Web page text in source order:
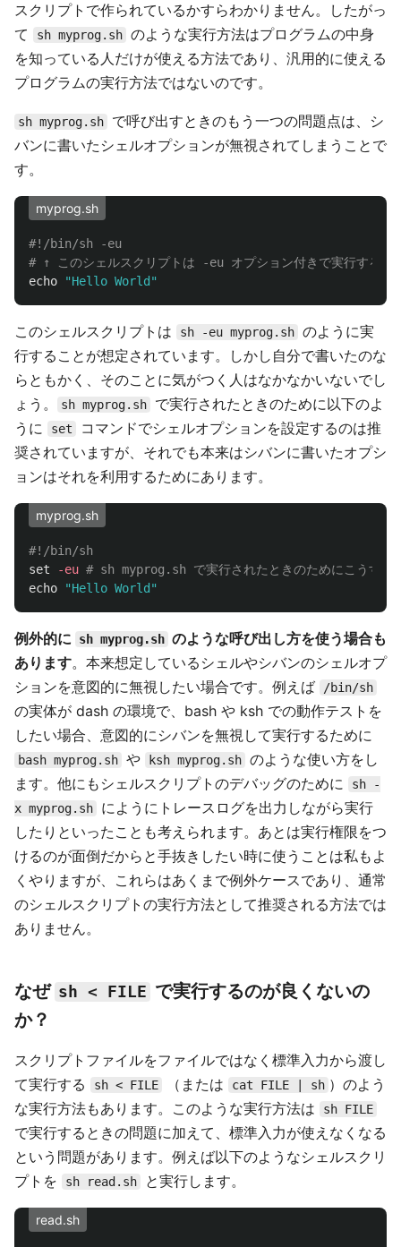
スクリプトで作られているかすらわかりません。したがっ
て
sh myprog.sh のような実行方法はプログラムの中身
を知っている人だけが使える方法であり、汎用的に使える
プログラムの実行方法ではないのです。
sh myprog.sh
で呼び出すときのもう一つの問題点は、シ
バンに書いたシェルオプションが無視されてしまうことで
す。
myprog.sh
#!/bin/sh -eu
# ↑ このシェルスクリプトは -eu オプション付きで実行する
echo
"Hello World"
このシェルスクリプトは sh -eu myprog.sh のように実
行することが想定されています。しかし自分で書いたのな
らともかく、そのことに気がつく人はなかなかいないでし
ょう。
sh myprog.sh
で実行されたときのために以下のよ
うに
set
コマンドでシェルオプションを設定するのは推
奨されていますが、それでも本来はシバンに書いたオプシ
ョンはそれを利用するためにあります。
myprog.sh
#!/bin/sh
set
-eu # sh myprog.sh で実行されたときのためにこうする
echo
"Hello World"
例外的に sh myprog.sh のような呼び出し方を使う場合も
あります。本来想定しているシェルやシバンのシェルオプ
ションを意図的に無視したい場合です。例えば
/bin/sh
の実体が dash の環境で、bash や ksh での動作テストを
したい場合、意図的にシバンを無視して実行するために
bash myprog.sh や ksh myprog.sh のような使い方をし
ます。他にもシェルスクリプトのデバッグのために
sh -
x myprog.sh
にようにトレースログを出力しながら実行
したりといったことも考えられます。あとは実行権限をつ
けるのが面倒だからと手抜きしたい時に使うことは私もよ
くやりますが、これらはあくまで例外ケースであり、通常
のシェルスクリプトの実行方法として推奨される方法では
ありません。
なぜ sh < FILE で実行するのが良くないの
か？
スクリプトファイルをファイルではなく標準入力から渡し
て実行する
sh < FILE （または cat FILE | sh ）のよう
な実行方法もあります。このような実行方法は
sh FILE
で実行するときの問題に加えて、標準入力が使えなくなる
という問題があります。例えば以下のようなシェルスクリ
プトを
sh read.sh と実行します。
read.sh